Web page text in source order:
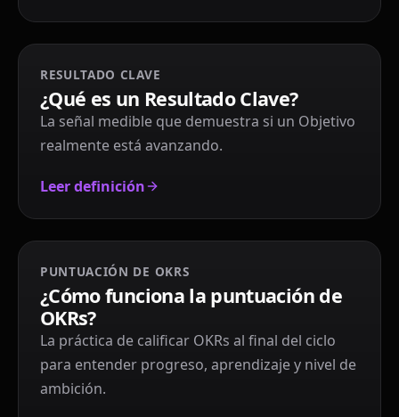
RESULTADO CLAVE
¿Qué es un Resultado Clave?
La señal medible que demuestra si un Objetivo
realmente está avanzando.
Leer definición
PUNTUACIÓN DE OKRS
¿Cómo funciona la puntuación de
OKRs?
La práctica de calificar OKRs al final del ciclo
para entender progreso, aprendizaje y nivel de
ambición.